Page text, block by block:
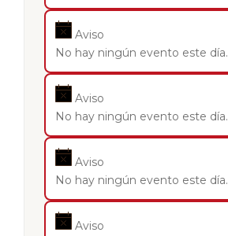
Aviso
No hay ningún evento este día.
Aviso
No hay ningún evento este día.
Aviso
No hay ningún evento este día.
Aviso